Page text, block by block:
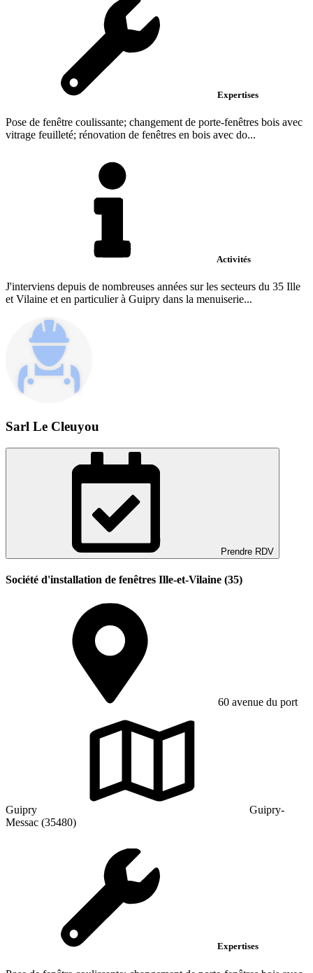
Expertises
Pose de fenêtre coulissante; changement de porte-fenêtres bois avec
vitrage feuilleté; rénovation de fenêtres en bois avec do...
Activités
J'interviens depuis de nombreuses années sur les secteurs du 35 Ille
et Vilaine et en particulier à Guipry dans la menuiserie...
Sarl Le Cleuyou
Prendre RDV
Société d'installation de fenêtres Ille-et-Vilaine (35)
60 avenue du port
Guipry
Guipry-
Messac (35480)
Expertises